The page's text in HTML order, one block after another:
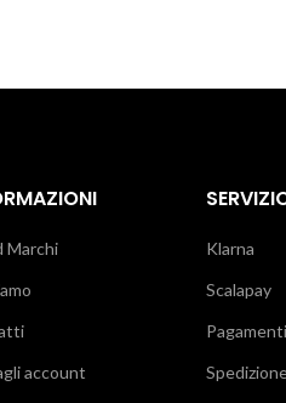
Marchi
account
Klarna
Scalapay
Pagamenti